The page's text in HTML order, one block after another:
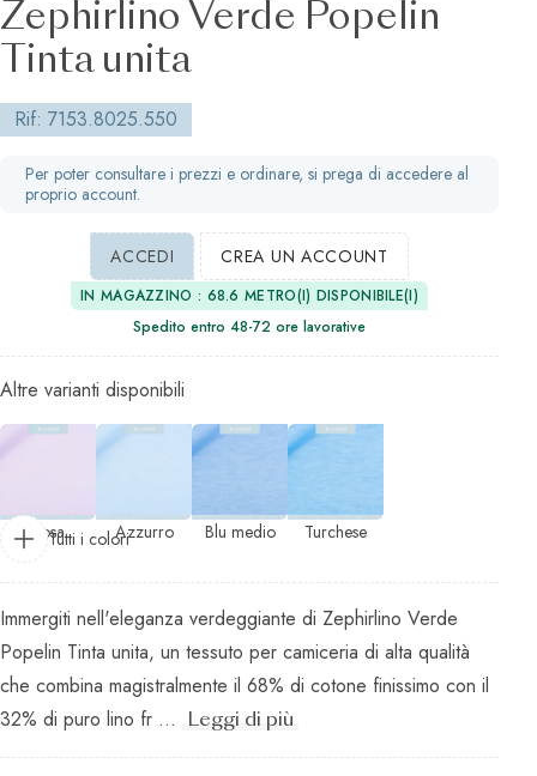
Zephirlino Verde Popelin
Tinta unita
Rif: 7153.8025.550
Per poter consultare i prezzi e ordinare, si prega di accedere al
proprio account.
ACCEDI CREA UN ACCOUNT
IN MAGAZZINO : 68.6 METRO(I) DISPONIBILE(I)
Spedito entro 48-72 ore lavorative
Altre varianti disponibili
Rosa Azzurro Blu medio Turchese
Tutti i colori
Immergiti nell'eleganza verdeggiante di Zephirlino Verde
Popelin Tinta unita, un tessuto per camiceria di alta qualità
che combina magistralmente il 68% di cotone finissimo con il
32% di puro lino fr ...
Leggi di più